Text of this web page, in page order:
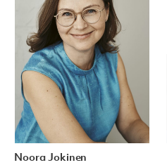
Noora Jokinen